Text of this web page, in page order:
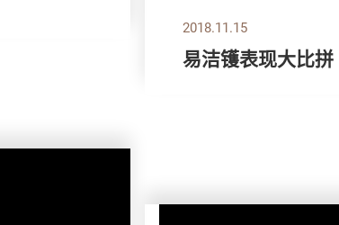
2018.11.15
易洁镬表现大比拼